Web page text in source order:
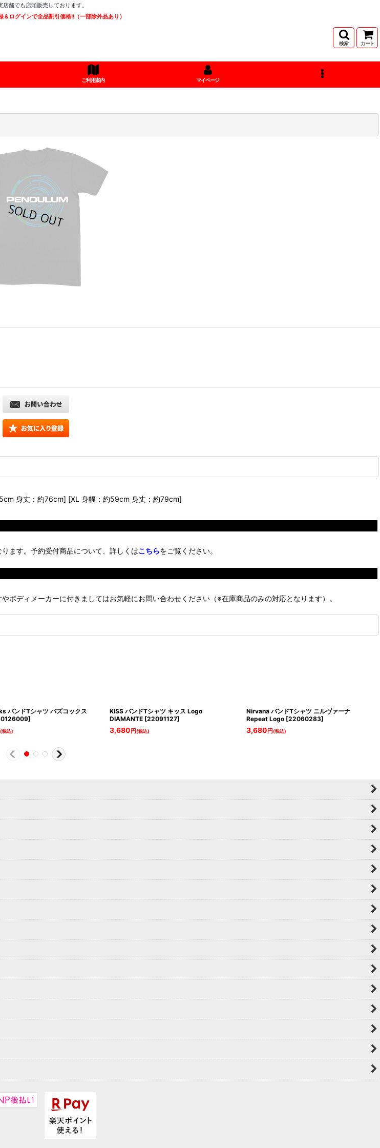
舗でも店頭販売しております。
＆ログインで全品割引価格!!（一部除外品あり）
検索 カート
ご利用案内 マイページ
身丈：約76cm] [XL 身幅：約59cm 身丈：約79cm]
ります。予約受付商品について、詳しくはこちらをご覧ください。
ディメーカーに付きましてはお気軽にお問い合わせください（※在庫商品のみの対応となります）。
バンドTシャツ バズコックス
]
(税込)
KISS バンドTシャツ キッス Logo
DIAMANTE [22091127]
3,680 円(税込)
Nirvana バンドTシャツ ニルヴァーナ
Repeat Logo [22060283]
3,680 円(税込)